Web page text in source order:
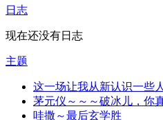
日志
现在还没有日志
主题
这一场让我从新认识一些人
茅元仪～～～破冰儿，你
哇撒～最后玄学胜